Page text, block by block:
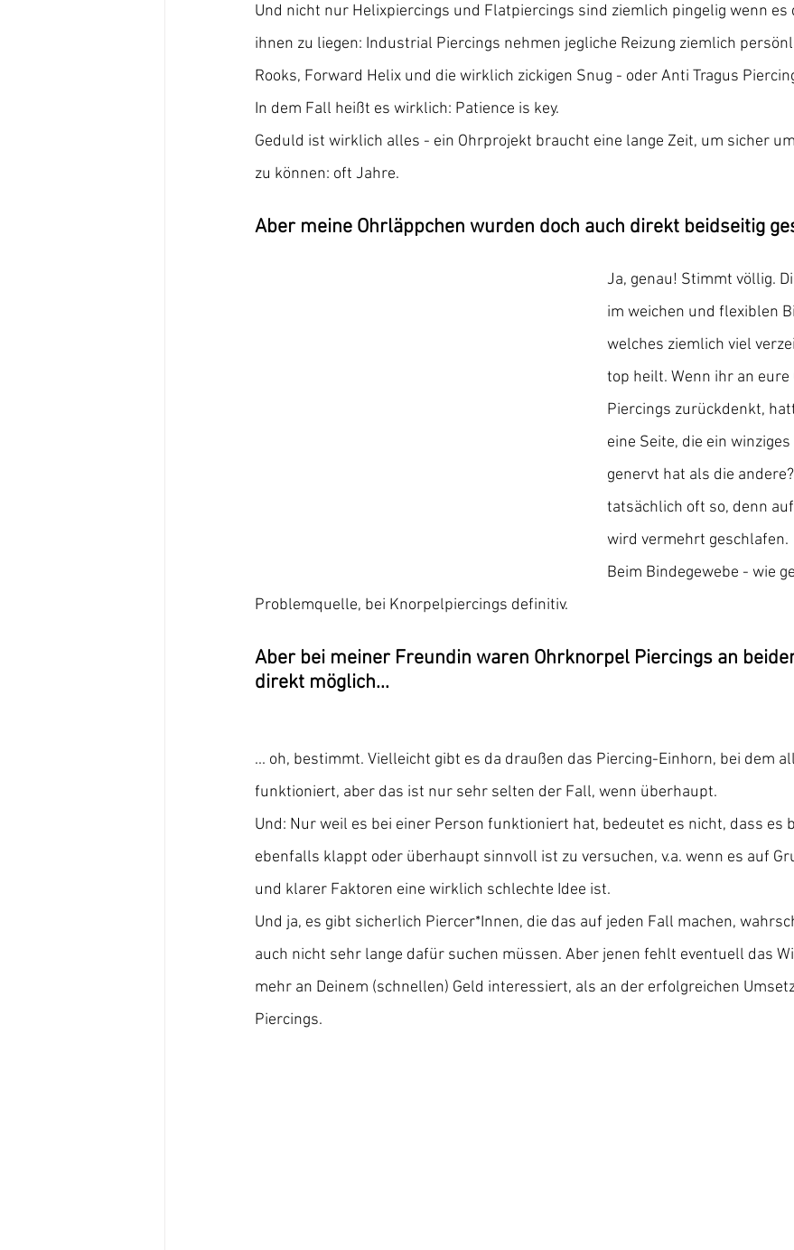
Und nicht nur Helixpiercings und Flatpiercings sind ziemlich pingelig wenn es
ihnen zu liegen: Industrial Piercings nehmen jegliche Reizung ziemlich
Rooks, Forward Helix und die wirklich zickigen Snug - oder Anti Tragus
In dem Fall heißt es wirklich: Patience is key.
Geduld ist wirklich alles - ein Ohrprojekt braucht eine lange Zeit, um sicher
zu können: oft Jahre.
Aber meine Ohrläppchen wurden doch auch direkt beidseitig
Ja, genau! Stimmt völlig.
im weichen und flexiblen
welches ziemlich viel
top heilt. Wenn ihr an eure
Piercings zurückdenkt,
eine Seite, die ein
genervt hat als die
tatsächlich oft so, denn
wird vermehrt geschlafen.
Beim Bindegewebe - wie
Problemquelle, bei Knorpelpiercings definitiv.
Aber bei meiner Freundin waren Ohrknorpel Piercings an
direkt möglich...
... oh, bestimmt. Vielleicht gibt es da draußen das Piercing-Einhorn, bei dem
funktioniert, aber das ist nur sehr selten der Fall, wenn überhaupt.
Und: Nur weil es bei einer Person funktioniert hat, bedeutet es nicht, dass es
ebenfalls klappt oder überhaupt sinnvoll ist zu versuchen, v.a. wenn es auf
und klarer Faktoren eine wirklich schlechte Idee ist.
Und ja, es gibt sicherlich Piercer*Innen, die das auf jeden Fall machen,
auch nicht sehr lange dafür suchen müssen. Aber jenen fehlt eventuell das
mehr an Deinem (schnellen) Geld interessiert, als an der erfolgreichen
Piercings.